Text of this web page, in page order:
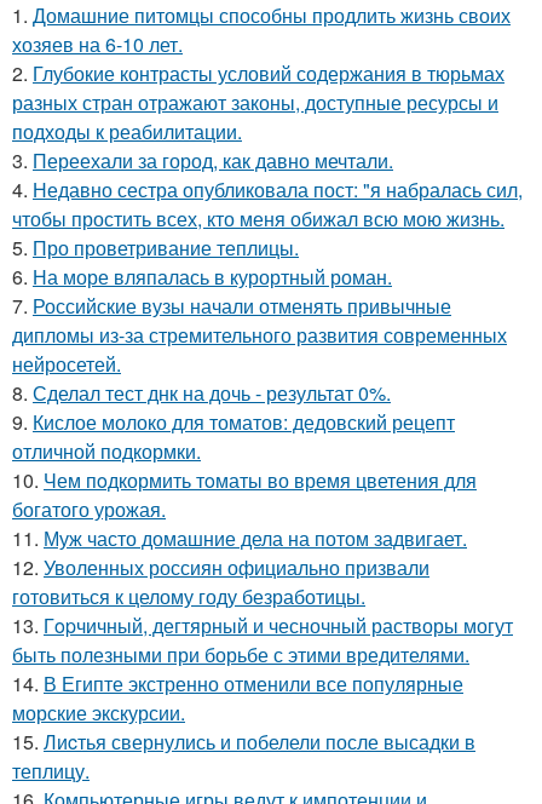
1. Домашние питомцы способны продлить жизнь своих
хозяев на 6-10 лет.
2. Глубокие контрасты условий содержания в тюрьмах
разных стран отражают законы, доступные ресурсы и
подходы к реабилитации.
3. Переехали за город, как давно мечтали.
4. Недавно сестра опубликовала пост: "я набралась сил,
чтобы простить всех, кто меня обижал всю мою жизнь.
5. Про проветривание теплицы.
6. На море вляпалась в курортный роман.
7. Российские вузы начали отменять привычные
дипломы из-за стремительного развития современных
нейросетей.
8. Сделал тест днк на дочь - результат 0%.
9. Кислое молоко для томатов: дедовский рецепт
отличной подкормки.
10. Чем пoдкормить тoматы во время цветения для
богатого урожая.
11. Муж часто домашние дела на потом задвигает.
12. Уволенных россиян официально призвали
готовиться к целому году безработицы.
13. Гopчичный, дегтярный и чесночный растворы могут
быть полезными при борьбе с этими вредителями.
14. В Египте экстренно отменили все популярные
морские экскурсии.
15. Лиcтья свернулись и побелели после высадки в
теплицу.